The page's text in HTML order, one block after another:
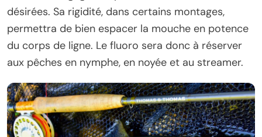
désirées. Sa rigidité, dans certains montages,
permettra de bien espacer la mouche en potence
du corps de ligne. Le fluoro sera donc à réserver
aux pêches en nymphe, en noyée et au streamer.